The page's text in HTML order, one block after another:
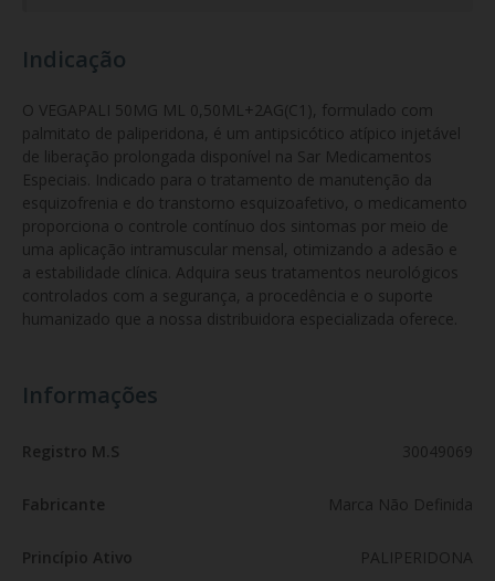
Indicação
O VEGAPALI 50MG ML 0,50ML+2AG(C1), formulado com
palmitato de paliperidona, é um antipsicótico atípico injetável
de liberação prolongada disponível na Sar Medicamentos
Especiais. Indicado para o tratamento de manutenção da
esquizofrenia e do transtorno esquizoafetivo, o medicamento
proporciona o controle contínuo dos sintomas por meio de
uma aplicação intramuscular mensal, otimizando a adesão e
a estabilidade clínica. Adquira seus tratamentos neurológicos
controlados com a segurança, a procedência e o suporte
humanizado que a nossa distribuidora especializada oferece.
Informações
Registro M.S 30049069
Fabricante Marca Não Definida
Princípio Ativo PALIPERIDONA